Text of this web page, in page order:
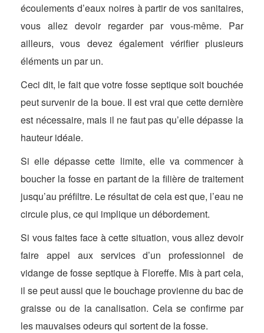
écoulements d’eaux noires à partir de vos sanitaires,
vous allez devoir regarder par vous-même. Par
ailleurs, vous devez également vérifier plusieurs
éléments un par un.
Ceci dit, le fait que votre fosse septique soit bouchée
peut survenir de la boue. Il est vrai que cette dernière
est nécessaire, mais il ne faut pas qu’elle dépasse la
hauteur idéale.
Si elle dépasse cette limite, elle va commencer à
boucher la fosse en partant de la filière de traitement
jusqu’au préfiltre. Le résultat de cela est que, l’eau ne
circule plus, ce qui implique un débordement.
Si vous faites face à cette situation, vous allez devoir
faire appel aux services d’un professionnel de
vidange de fosse septique à Floreffe. Mis à part cela,
il se peut aussi que le bouchage provienne du bac de
graisse ou de la canalisation. Cela se confirme par
les mauvaises odeurs qui sortent de la fosse.